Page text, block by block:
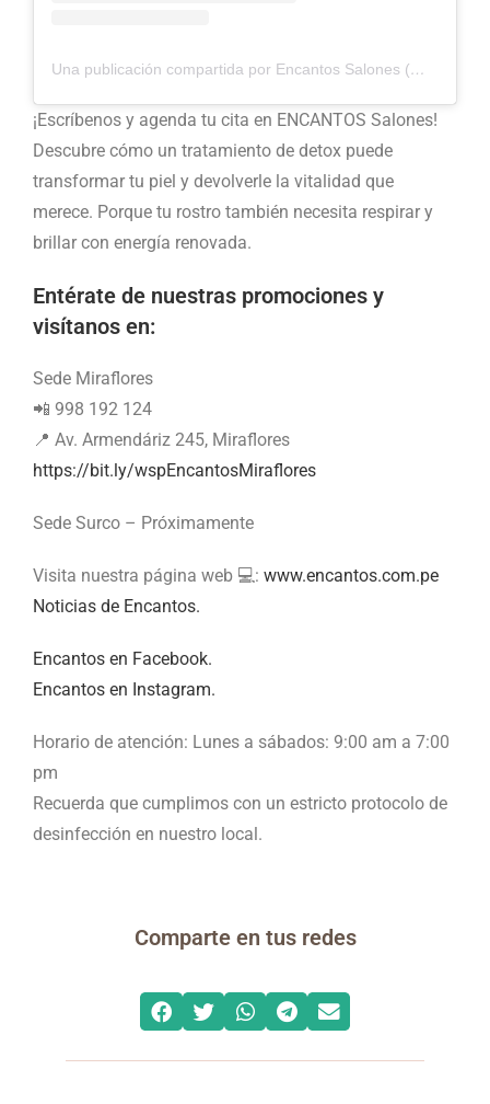
Una publicación compartida por Encantos Salones (@encantosalones)
¡Escríbenos y agenda tu cita en ENCANTOS Salones!
Descubre cómo un tratamiento de detox puede
transformar tu piel y devolverle la vitalidad que
merece. Porque tu rostro también necesita respirar y
brillar con energía renovada.
Entérate de nuestras promociones y
visítanos en:
Sede Miraflores
📲 998 192 124
📍 Av. Armendáriz 245, Miraflores
https://bit.ly/wspEncantosMiraflores
Sede Surco – Próximamente
Visita nuestra página web 💻: www.encantos.com.pe
Noticias de Encantos.
Encantos en Facebook.
Encantos en Instagram.
Horario de atención: Lunes a sábados: 9:00 am a 7:00
pm
Recuerda que cumplimos con un estricto protocolo de
desinfección en nuestro local.
Comparte en tus redes